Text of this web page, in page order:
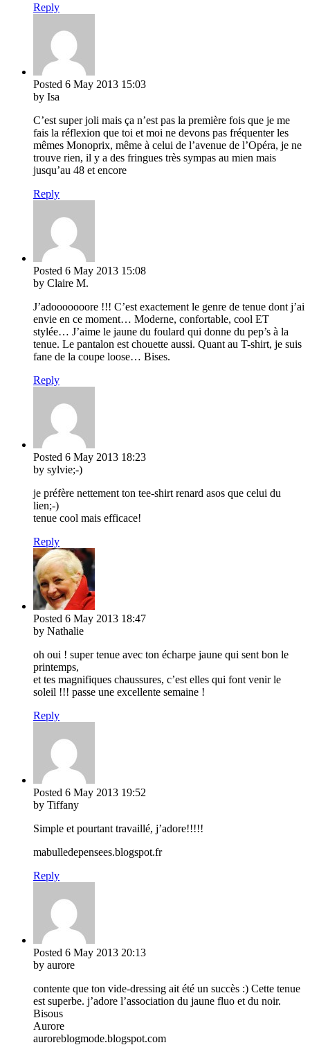
Reply
Posted 6 May 2013 15:03
by Isa
C’est super joli mais ça n’est pas la première fois que je me
fais la réflexion que toi et moi ne devons pas fréquenter les
mêmes Monoprix, même à celui de l’avenue de l’Opéra, je ne
trouve rien, il y a des fringues très sympas au mien mais
jusqu’au 48 et encore
Reply
Posted 6 May 2013 15:08
by Claire M.
J’adooooooore !!! C’est exactement le genre de tenue dont j’ai
envie en ce moment… Moderne, confortable, cool ET
stylée… J’aime le jaune du foulard qui donne du pep’s à la
tenue. Le pantalon est chouette aussi. Quant au T-shirt, je suis
fane de la coupe loose… Bises.
Reply
Posted 6 May 2013 18:23
by sylvie;-)
je préfère nettement ton tee-shirt renard asos que celui du
lien;-)
tenue cool mais efficace!
Reply
Posted 6 May 2013 18:47
by Nathalie
oh oui ! super tenue avec ton écharpe jaune qui sent bon le
printemps,
et tes magnifiques chaussures, c’est elles qui font venir le
soleil !!! passe une excellente semaine !
Reply
Posted 6 May 2013 19:52
by Tiffany
Simple et pourtant travaillé, j’adore!!!!!
mabulledepensees.blogspot.fr
Reply
Posted 6 May 2013 20:13
by aurore
contente que ton vide-dressing ait été un succès :) Cette tenue
est superbe. j’adore l’association du jaune fluo et du noir.
Bisous
Aurore
auroreblogmode.blogspot.com